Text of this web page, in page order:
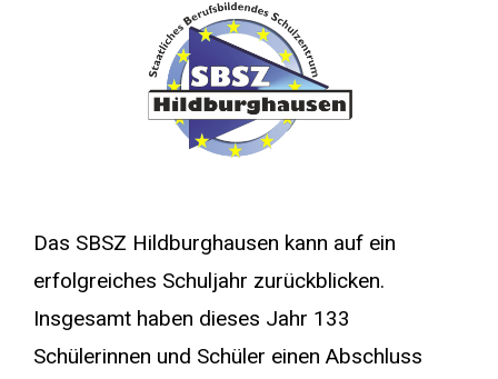
Das SBSZ Hildburghausen kann auf ein
erfolgreiches Schuljahr zurückblicken.
Insgesamt haben dieses Jahr 133
Schülerinnen und Schüler einen Abschluss